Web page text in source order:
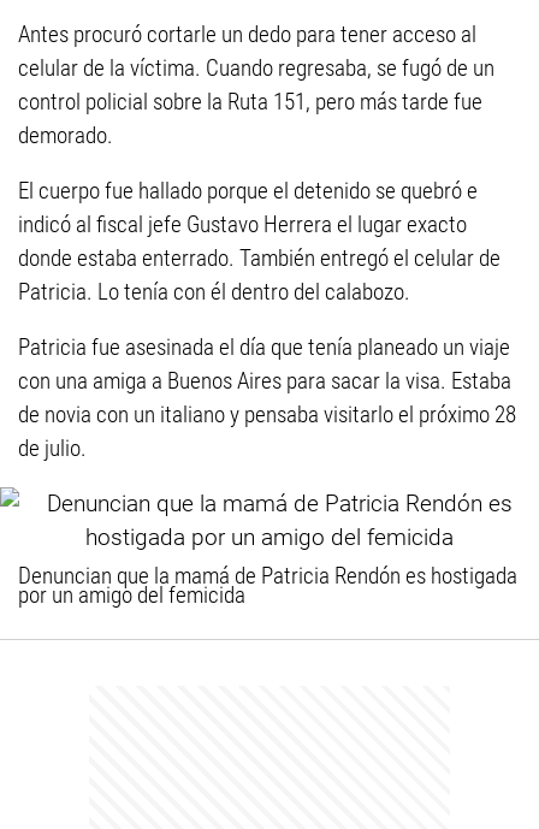
Antes procuró cortarle un dedo para tener acceso al
celular de la víctima. Cuando regresaba, se fugó de un
control policial sobre la Ruta 151, pero más tarde fue
demorado.
El cuerpo fue hallado porque el detenido se quebró e
indicó al fiscal jefe Gustavo Herrera el lugar exacto
donde estaba enterrado. También entregó el celular de
Patricia. Lo tenía con él dentro del calabozo.
Patricia fue asesinada el día que tenía planeado un viaje
con una amiga a Buenos Aires para sacar la visa. Estaba
de novia con un italiano y pensaba visitarlo el próximo 28
de julio.
Denuncian que la mamá de Patricia Rendón es hostigada
por un amigo del femicida